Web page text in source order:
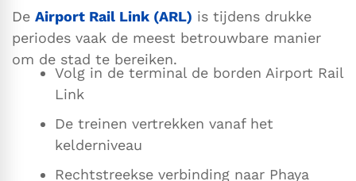
De Airport Rail Link (ARL) is tijdens drukke
periodes vaak de meest betrouwbare manier
om de stad te bereiken.
Volg in de terminal de borden Airport Rail
Link
De treinen vertrekken vanaf het
kelderniveau
Rechtstreekse verbinding naar Phaya